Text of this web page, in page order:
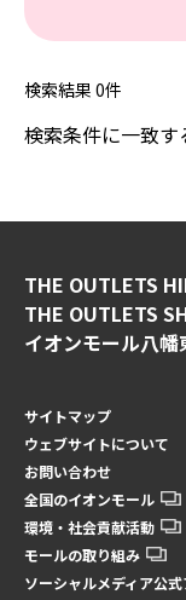
検索結果 0件
検索条件に一致す
THE OUTLETS
THE OUTLETS
イオンモール八幡
サイトマップ
ウェブサイトについて
お問い合わせ
全国のイオンモール
環境・社会貢献活動
モールの取り組み
ソーシャルメディア公